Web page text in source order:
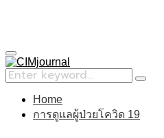
Primary
Menu
Search
for:
Search
Home
การดูแลผู้ป่วยโควิด 19